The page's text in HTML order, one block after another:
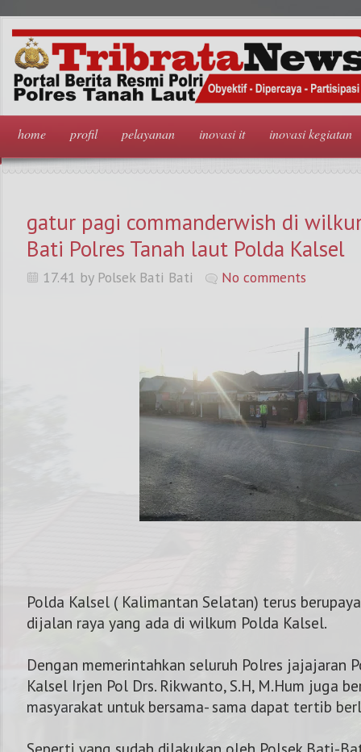
home profil pelayanan inovasi it inovasi kegiatan
gatur pagi commanderwish di
Bati Polres Tanah laut Polda Kalsel
17.41 by Polsek Bati Bati No comments
Polda Kalsel ( Kalimantan Selatan) terus
dijalan raya yang ada di wilkum Polda Kalsel.
Dengan memerintahkan seluruh Polres jajajaran
Kalsel Irjen Pol Drs. Rikwanto, S.H, M.Hum juga
masyarakat untuk bersama- sama dapat tertib
NOMOR KAPOLRES : 0821